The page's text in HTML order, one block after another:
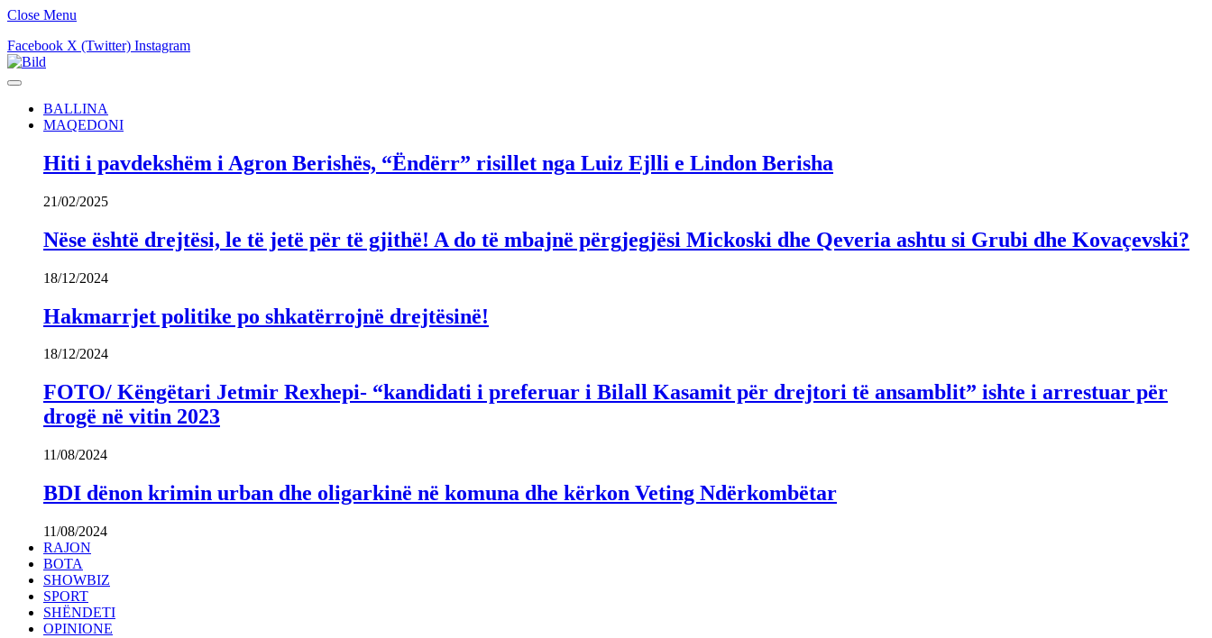
Close Menu
Facebook X (Twitter) Instagram
BALLINA
MAQEDONI
Hiti i pavdekshëm i Agron Berishës, “Ëndërr” risillet nga Luiz Ejlli e Lindon Berisha
21/02/2025
Nëse është drejtësi, le të jetë për të gjithë! A do të mbajnë përgjegjësi Mickoski dhe Qeveria ashtu si Grubi dhe Kovaçevski?
18/12/2024
Hakmarrjet politike po shkatërrojnë drejtësinë!
18/12/2024
FOTO/ Këngëtari Jetmir Rexhepi- “kandidati i preferuar i Bilall Kasamit për drejtori të ansamblit” ishte i arrestuar për
drogë në vitin 2023
11/08/2024
BDI dënon krimin urban dhe oligarkinë në komuna dhe kërkon Veting Ndërkombëtar
11/08/2024
RAJON
BOTA
SHOWBIZ
SPORT
SHËNDETI
OPINIONE